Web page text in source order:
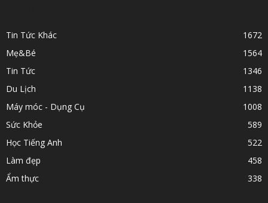
Tin Tức Khác
1672
Mẹ&Bé
1564
Tin Tức
1346
Du Lịch
1138
Máy móc - Dụng Cụ
1008
Sức Khỏe
589
Học Tiếng Anh
522
Làm đẹp
458
Ẩm thực
338